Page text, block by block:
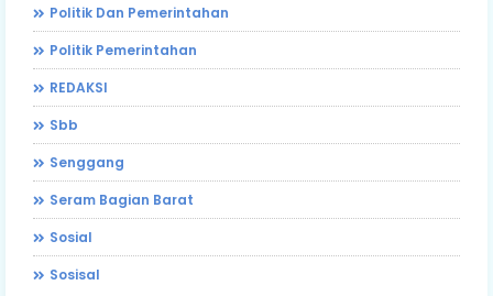
Politik Dan Pemerintahan
Politik Pemerintahan
REDAKSI
Sbb
Senggang
Seram Bagian Barat
Sosial
Sosisal